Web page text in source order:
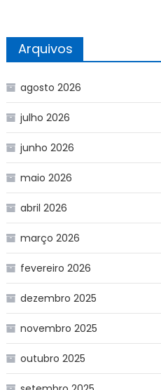
Arquivos
agosto 2026
julho 2026
junho 2026
maio 2026
abril 2026
março 2026
fevereiro 2026
dezembro 2025
novembro 2025
outubro 2025